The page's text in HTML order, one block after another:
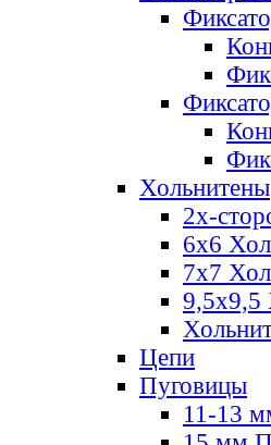
Хольнитены
2х-
6х6
7х7
9,5х9,5
Цепи
Пуговицы
11-13